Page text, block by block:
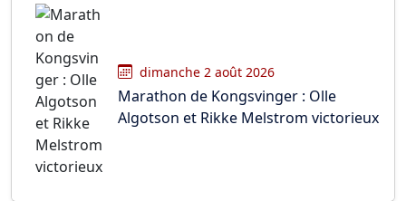
dimanche 2 août 2026
Marathon de Kongsvinger : Olle
Algotson et Rikke Melstrom victorieux